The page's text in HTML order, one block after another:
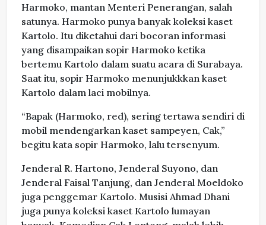
Harmoko, mantan Menteri Penerangan, salah
satunya. Harmoko punya banyak koleksi kaset
Kartolo. Itu diketahui dari bocoran informasi
yang disampaikan sopir Harmoko ketika
bertemu Kartolo dalam suatu acara di Surabaya.
Saat itu, sopir Harmoko menunjukkkan kaset
Kartolo dalam laci mobilnya.
“Bapak (Harmoko, red), sering tertawa sendiri di
mobil mendengarkan kaset sampeyen, Cak,”
begitu kata sopir Harmoko, lalu tersenyum.
Jenderal R. Hartono, Jenderal Suyono, dan
Jenderal Faisal Tanjung, dan Jenderal Moeldoko
juga penggemar Kartolo. Musisi Ahmad Dhani
juga punya koleksi kaset Kartolo lumayan